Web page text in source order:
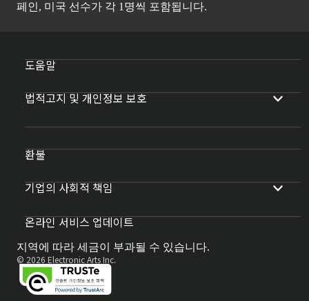
페인, 미국 선수가 각 1명씩 포함됩니다.
도움말
법적고지 및 개인정보 보호
환불
기업의 사회적 책임
온라인 서비스 업데이트
지역에 따라 세금이 부과될 수 있습니다.
© 2026 Electronic Arts Inc.